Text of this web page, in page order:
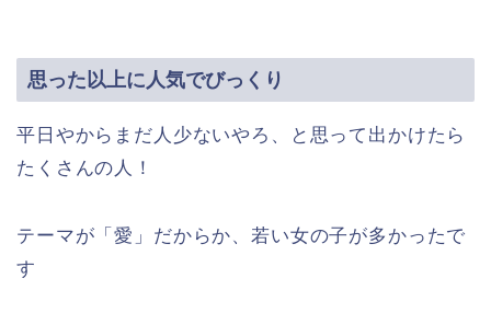
思った以上に人気でびっくり
平日やからまだ人少ないやろ、と思って出かけたら
たくさんの人！
テーマが「愛」だからか、若い女の子が多かったで
す